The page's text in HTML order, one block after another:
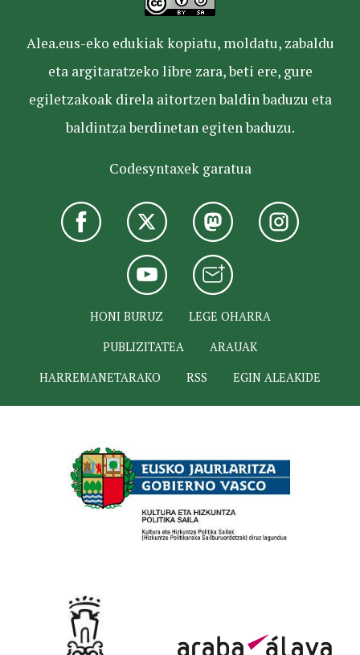
Alea.eus-eko edukiak kopiatu, moldatu, zabaldu
eta argitaratzeko libre zara, beti ere, gure
egiletzakoak direla aitortzen baldin baduzu eta
baldintza berdinetan egiten baduzu.
Codesyntaxek garatua
HONI BURUZ
LEGE OHARRA
PUBLIZITATEA
ARAUAK
HARREMANETARAKO
RSS EGIN ALEAKIDE